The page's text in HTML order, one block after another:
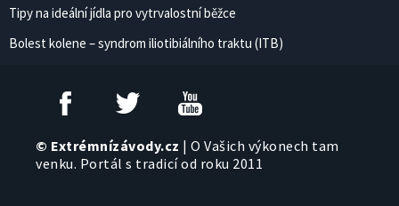
Tipy na ideální jídla pro vytrvalostní běžce
Bolest kolene – syndrom iliotibiálního traktu (ITB)
© Extrémnízávody.cz | O Vašich výkonech tam
venku. Portál s tradicí od roku 2011